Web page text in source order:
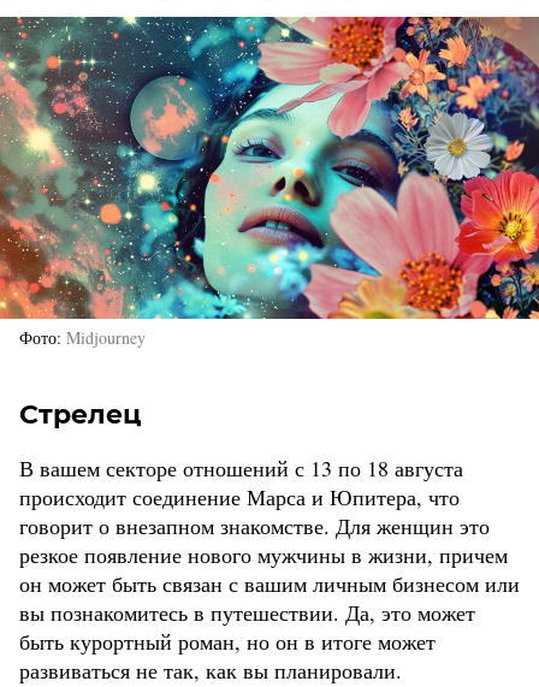
Фото Midjourney
Стрелец
В вашем секторе отношений с 13 по 18 августа
происходит соединение Марса и Юпитера, что
говорит о внезапном знакомстве. Для женщин это
резкое появление нового мужчины в жизни, причем
он может быть связан с вашим личным бизнесом или
вы познакомитесь в путешествии. Да, это может
быть курортный роман, но он в итоге может
развиваться не так, как вы планировали.